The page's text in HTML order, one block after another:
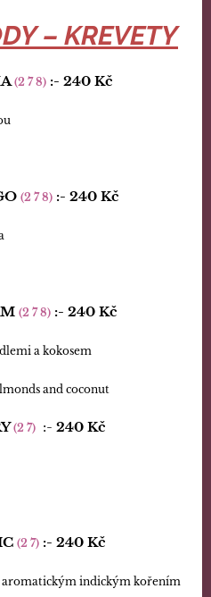
– KREVETY
(2 7 8) :- 240 Kč
(2 7 8) :- 240 Kč
(2 7 8) :- 240 Kč
a kokosem
and coconut
(2 7) :- 240 Kč
(2 7) :- 240 Kč
aromatickým indickým kořením